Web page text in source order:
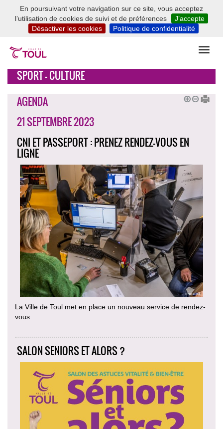
En poursuivant votre navigation sur ce site, vous acceptez
l’utilisation de cookies de suivi et de préférences
J’accepte
Désactiver les cookies
Politique de confidentialité
SPORT - CULTURE
AGENDA
21 SEPTEMBRE 2023
CNI ET PASSEPORT : PRENEZ RENDEZ-VOUS EN
LIGNE
La Ville de Toul met en place un nouveau service de rendez-
vous
SALON SENIORS ET ALORS ?